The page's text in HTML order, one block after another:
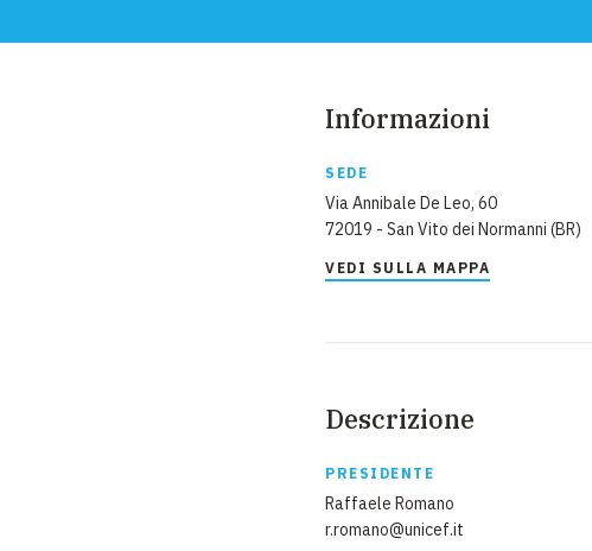
Informazioni
SEDE
Via Annibale De Leo, 60
72019 - San Vito dei Normanni (BR)
VEDI SULLA MAPPA
Descrizione
PRESIDENTE
Raffaele Romano
r.romano@unicef.it